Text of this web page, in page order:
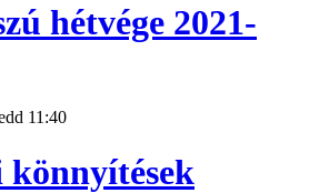
hétvége 2021-
11:40